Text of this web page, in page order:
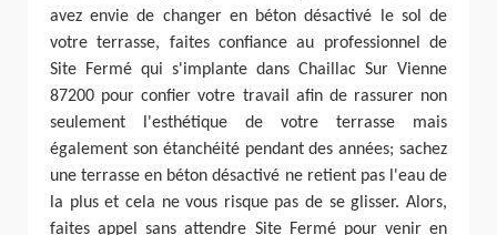
avez envie de changer en béton désactivé le sol de
votre terrasse, faites confiance au professionnel de
Site Fermé qui s'implante dans Chaillac Sur Vienne
87200 pour confier votre travail afin de rassurer non
seulement l'esthétique de votre terrasse mais
également son étanchéité pendant des années; sachez
une terrasse en béton désactivé ne retient pas l'eau de
la plus et cela ne vous risque pas de se glisser. Alors,
faites appel sans attendre Site Fermé pour venir en